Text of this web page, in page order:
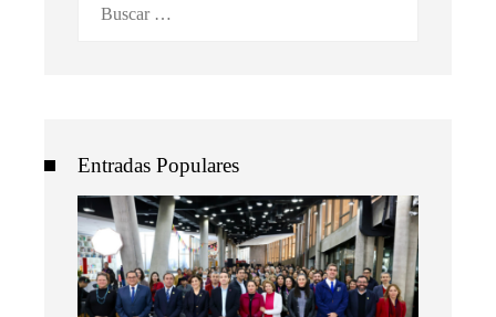
Entradas Populares